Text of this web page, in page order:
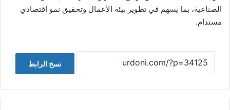
الصناعية، بما يسهم في تطوير بيئة الأعمال وتحقيق نمو اقتصادي
مستدام.
نسخ الرابط